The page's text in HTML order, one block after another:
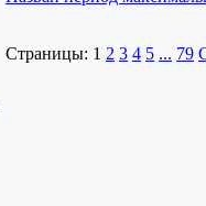
Страницы: 1 2 3 4 5 ... 79